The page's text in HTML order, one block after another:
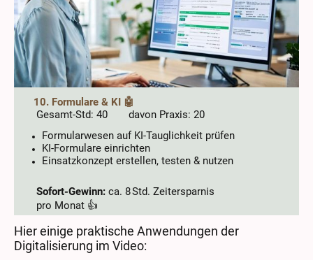
10. Formulare & KI 🤖
Gesamt-Std: 40 davon Praxis: 20
Formularwesen auf KI-Tauglichkeit prüfen
KI-Formulare einrichten
Einsatzkonzept erstellen, testen & nutzen
Sofort-Gewinn: ca. 8 Std. Zeitersparnis
pro Monat 👍
Hier einige praktische Anwendungen der
Digitalisierung im Video: